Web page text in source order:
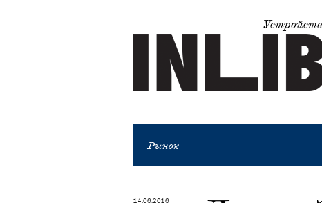
Рынок
14.06.2016